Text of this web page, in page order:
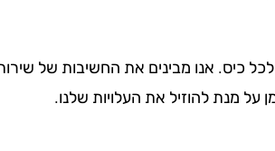
לכל כיס. אנו מבינים את החשיבות של
על מנת להוזיל את העלויות שלנו.